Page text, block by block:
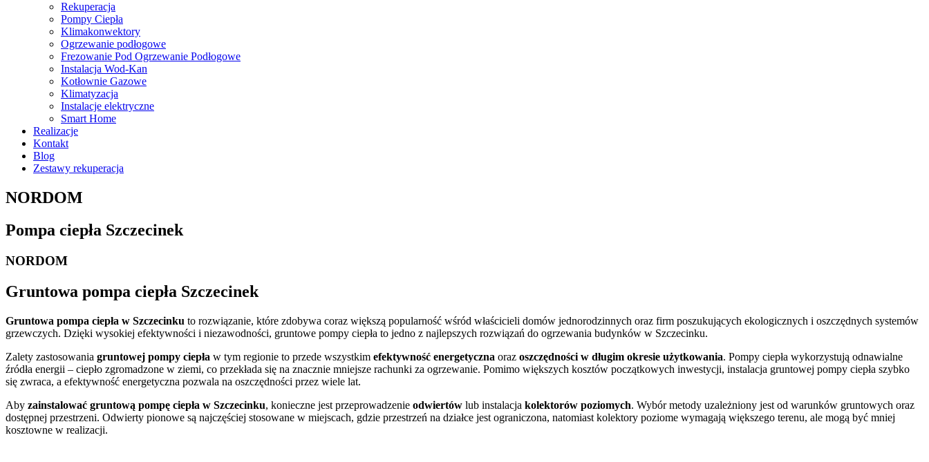
Rekuperacja
Pompy Ciepła
Klimakonwektory
Ogrzewanie podłogowe
Frezowanie Pod Ogrzewanie Podłogowe
Instalacja Wod-Kan
Kotłownie Gazowe
Klimatyzacja
Instalacje elektryczne
Smart Home
Realizacje
Kontakt
Blog
Zestawy rekuperacja
NORDOM
Pompa ciepła Szczecinek
NORDOM
Gruntowa pompa ciepła Szczecinek
Gruntowa pompa ciepła w Szczecinku to rozwiązanie, które zdobywa coraz większą popularność wśród właścicieli domów jednorodzinnych oraz firm poszukujących ekologicznych i oszczędnych systemów
grzewczych. Dzięki wysokiej efektywności i niezawodności, gruntowe pompy ciepła to jedno z najlepszych rozwiązań do ogrzewania budynków w Szczecinku.
Zalety zastosowania gruntowej pompy ciepła w tym regionie to przede wszystkim efektywność energetyczna oraz oszczędności w długim okresie użytkowania. Pompy ciepła wykorzystują odnawialne
źródła energii – ciepło zgromadzone w ziemi, co przekłada się na znacznie mniejsze rachunki za ogrzewanie. Pomimo większych kosztów początkowych inwestycji, instalacja gruntowej pompy ciepła szybko
się zwraca, a efektywność energetyczna pozwala na oszczędności przez wiele lat.
Aby zainstalować gruntową pompę ciepła w Szczecinku, konieczne jest przeprowadzenie odwiertów lub instalacja kolektorów poziomych. Wybór metody uzależniony jest od warunków gruntowych oraz
dostępnej przestrzeni. Odwierty pionowe są najczęściej stosowane w miejscach, gdzie przestrzeń na działce jest ograniczona, natomiast kolektory poziome wymagają większego terenu, ale mogą być mniej
kosztowne w realizacji.